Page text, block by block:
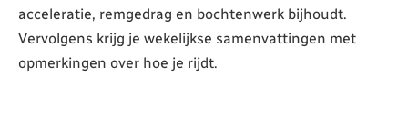
acceleratie, remgedrag en bochtenwerk bijhoudt.
Vervolgens krijg je wekelijkse samenvattingen met
opmerkingen over hoe je rijdt.